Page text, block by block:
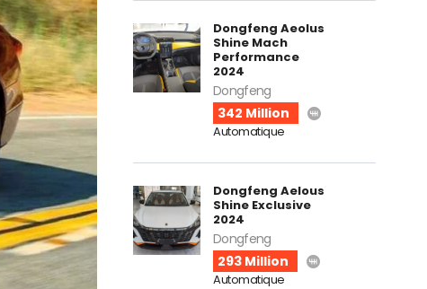
Dongfeng Aeolus
Shine Mach
Performance
2024
Dongfeng
342 Million
Automatique
Dongfeng Aelous
Shine Exclusive
2024
Dongfeng
293 Million
Automatique